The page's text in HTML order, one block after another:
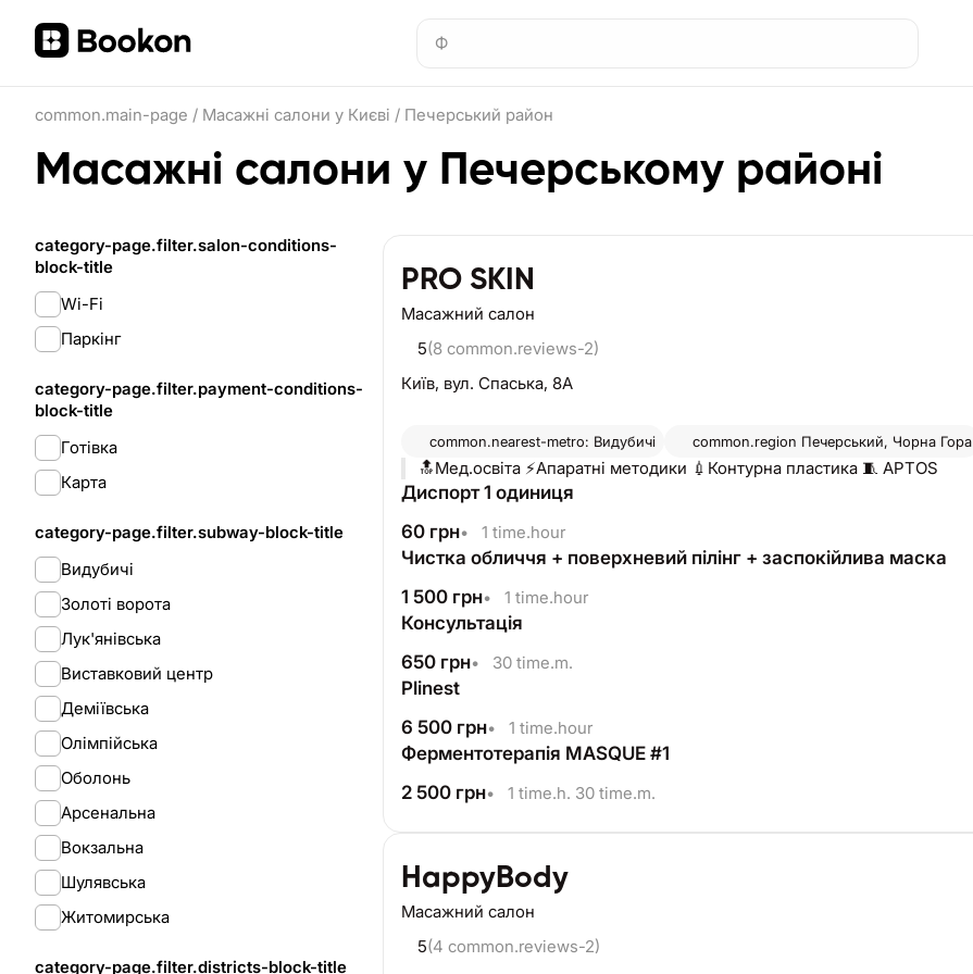
common.main-page / Масажні салони у Києві / Печерський район
Масажні салони у Печерському районі
category-page.filter.salon-conditions-
block-title
Wi-Fi
Паркінг
category-page.filter.payment-conditions-
block-title
Готівка
Карта
category-page.filter.subway-block-title
Видубичі
Золоті ворота
Лук'янівська
Виставковий центр
Деміївська
Олімпійська
Оболонь
Арсенальна
Вокзальна
Шулявська
Житомирська
category-page.filter.districts-block-title
PRO SKIN
Масажний салон
5(8 common.reviews-2)
Київ, вул. Спаська, 8А
common.nearest-metro: Видубичі common.region Печерський, Чорна Гора
🔝Мед.oсвіта ⚡Апаратні методики 💉Контурна пластика 🧵 APTOS
Диспорт 1 одиниця
60 грн• 1 time.hour
Чистка обличчя + поверхневий пілінг + заспокійлива маска
1 500 грн• 1 time.hour
Консультація
650 грн• 30 time.m.
Plinest
6 500 грн• 1 time.hour
Ферментотерапія MASQUE #1
2 500 грн• 1 time.h. 30 time.m.
HappyBody
Масажний салон
5(4 common.reviews-2)